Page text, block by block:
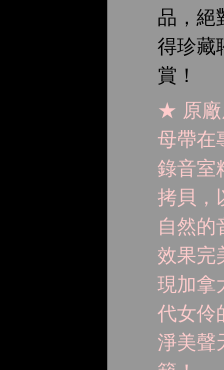
品，絕
得珍藏
賞！
★ 原廠
母帶在
錄音室
拷貝，
自然的
效果完
現加拿
代女伶
淨美聲